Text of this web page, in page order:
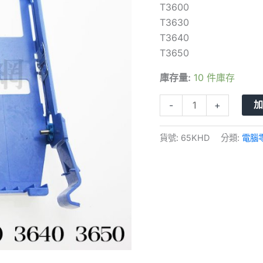
T3600
T3630
T3640
T3650
庫存量: 10 件庫存
-
碟
支
架
工
作
架
電
+
貨號: 65KHD 分類: 電腦